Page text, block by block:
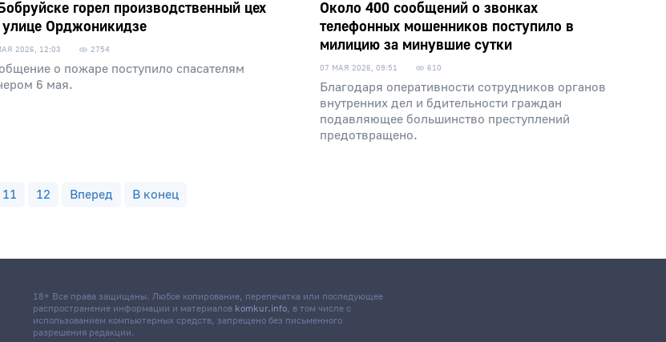
горел производственный цех
улице Орджоникидзе
2026, 12:03 2754
о пожаре поступило спасателям
6 мая.
Около 400 сообщений о звонках
телефонных мошенников поступило в
милицию за минувшие сутки
07 МАЯ 2026, 09:51 610
Благодаря оперативности сотрудников органов
внутренних дел и бдительности граждан
подавляющее большинство преступлений
предотвращено.
11 12 Вперед В конец
18+ Все права защищены. Любое копирование, перепечатка или последующее
распространение информации и материалов komkur.info, в том числе с
использованием компьютерных средств, запрещено без письменного
разрешения редакции.